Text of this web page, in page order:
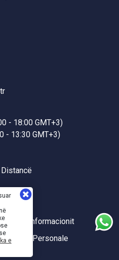
- 18:00 GMT+3)
- 13:30 GMT+3)
së Informacionit
Personale
e